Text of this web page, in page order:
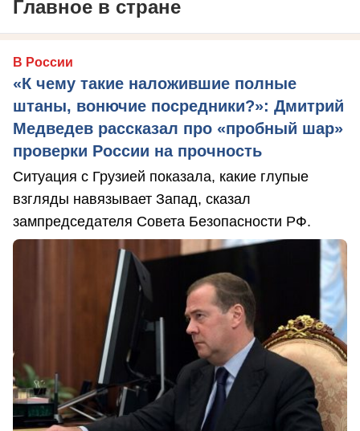
Главное в стране
В России
«К чему такие наложившие полные
штаны, вонючие посредники?»: Дмитрий
Медведев рассказал про «пробный шар»
проверки России на прочность
Ситуация с Грузией показала, какие глупые
взгляды навязывает Запад, сказал
зампредседателя Совета Безопасности РФ.